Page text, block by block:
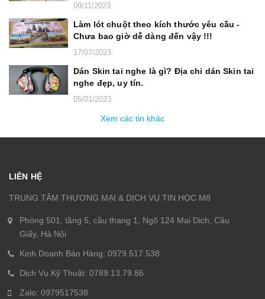
09/11/2023
Làm lót chuột theo kích thước yêu cầu -
Chưa bao giờ dễ dàng đến vậy !!!
17/07/2023
Dán Skin tai nghe là gì? Địa chỉ dán Skin tai
nghe đẹp, uy tín.
05/01/2023
Xem các tin khác
LIÊN HỆ
TRUNG TÂM THƯƠNG MẠI & DỊCH VỤ TIN HỌC M8
Phòng 501, tầng 5, cầu thang 1, Ngõ 124 Mai Dịch, Cầu
Giấy, Hà Nội
Kinh Doanh Bán Hàng: 0979.517.538
Dịch Vụ Kỹ Thuật: 0789.13.79.86
Zalo: 0979517538